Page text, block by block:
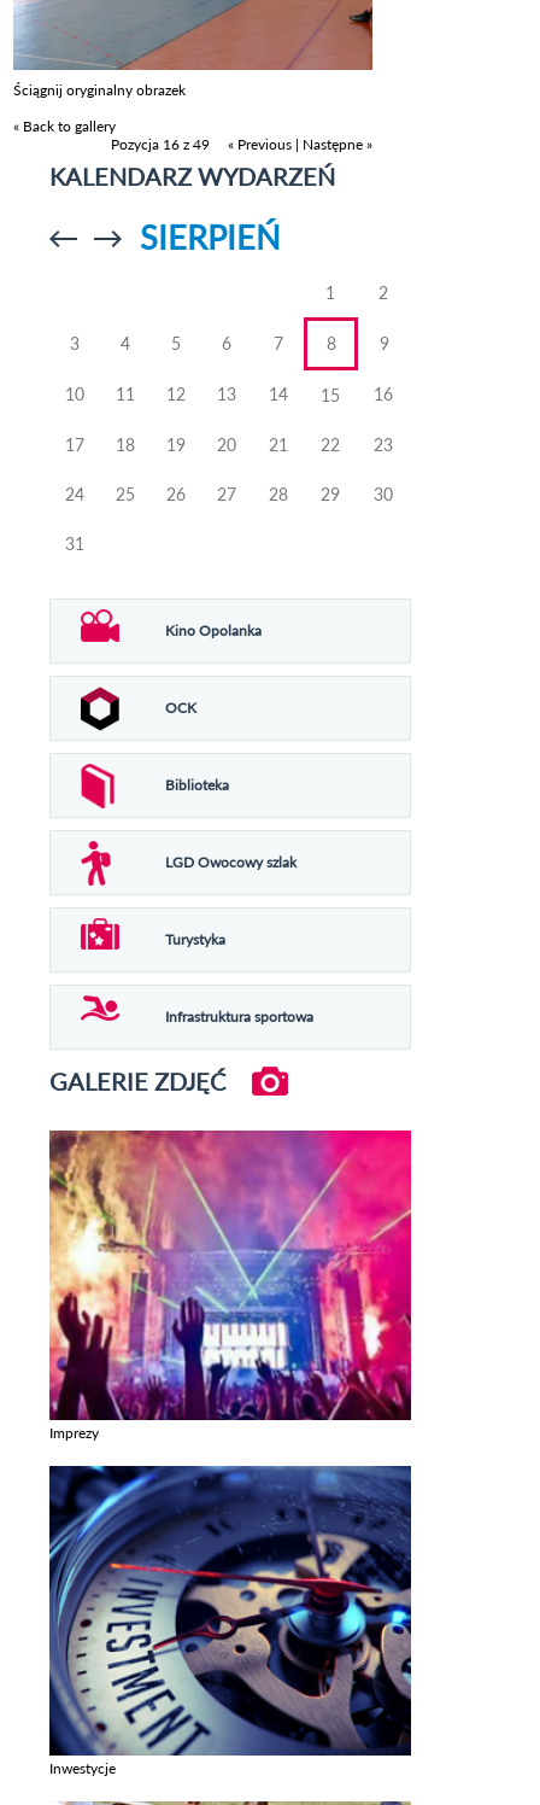
Ściągnij oryginalny obrazek
« Back to gallery
Pozycja 16 z 49
« Previous | Następne »
KALENDARZ WYDARZEŃ
Przejdź doPrzejdź do
SIERPIEŃ
1 2
3 4 5 6 7 8 9
10 11 12 13 14 15 16
17 18 19 20 21 22 23
24 25 26 27 28 29 30
31
Kino Opolanka
OCK
Biblioteka
LGD Owocowy szlak
Turystyka
Infrastruktura sportowa
GALERIE ZDJĘĆ
Imprezy
Inwestycje